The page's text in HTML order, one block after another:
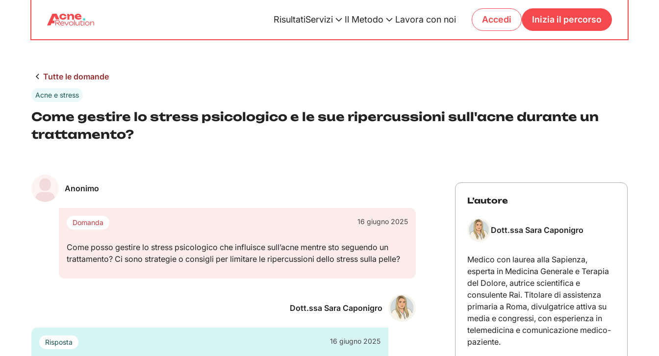
RisultatiServizi Il Metodo Lavora con noi Accedi Inizia il percorso
Tutte le domande
Acne e stress
Come gestire lo stress psicologico e le sue ripercussioni sull'acne durante un
trattamento?
Anonimo
Domanda 16 giugno 2025
Come posso gestire lo stress psicologico che influisce sull’acne mentre sto seguendo un
trattamento? Ci sono strategie o consigli per limitare le ripercussioni dello stress sulla pelle?
Dott.ssa Sara Caponigro
Risposta 16 giugno 2025
L’autore
Dott.ssa Sara Caponigro
Medico con laurea alla Sapienza,
esperta in Medicina Generale e Terapia
del Dolore, autrice scientifica e
consulente Rai. Titolare di assistenza
primaria a Roma, divulgatrice attiva su
media e congressi, con esperienza in
telemedicina e comunicazione medico-
paziente.